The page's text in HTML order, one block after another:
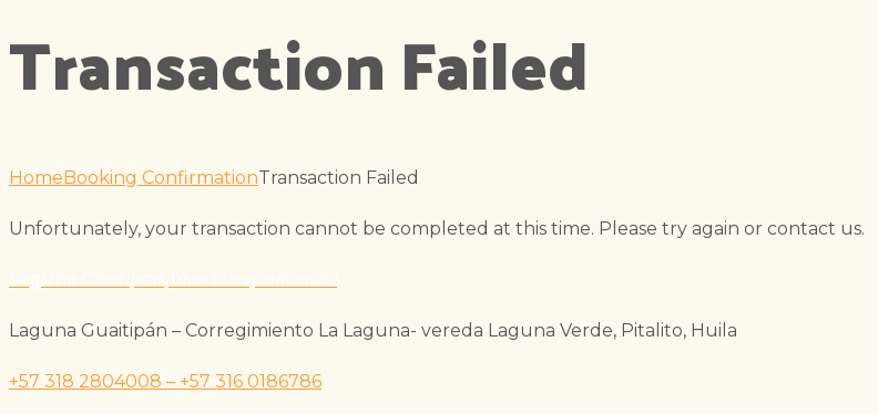
Transaction Failed
HomeBooking ConfirmationTransaction Failed
Unfortunately, your transaction cannot be completed at this time. Please try again or contact us.
Laguna Guaitipán – Corregimiento La Laguna- vereda Laguna Verde, Pitalito, Huila
+57 318 2804008 – +57 316 0186786